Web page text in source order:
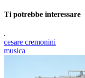
Ti potrebbe interessare
cesare cremonini
musica